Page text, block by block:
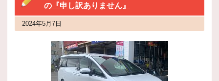
の『申し訳ありません』
2024年5月7日